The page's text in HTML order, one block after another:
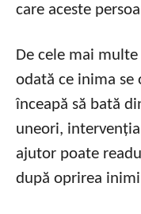
care aceste
De cele mai
odată ce inima se
înceapă să bată
uneori,
ajutor poate
după oprirea